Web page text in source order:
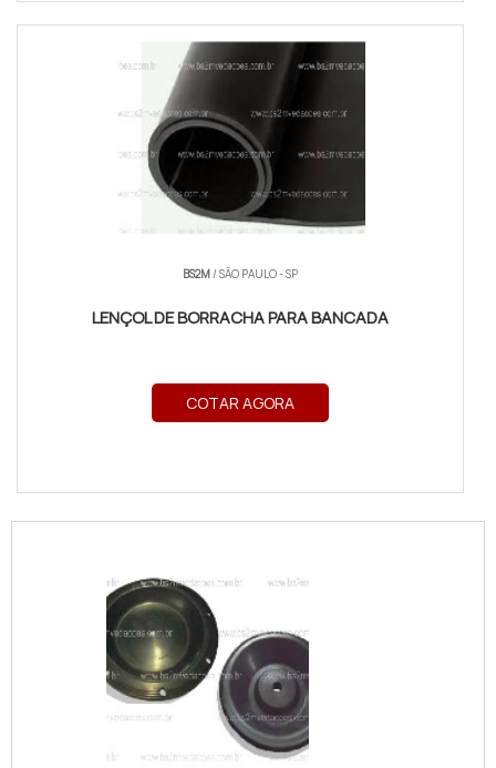
BS2M / SÃO PAULO - SP
LENÇOL DE BORRACHA PARA BANCADA
COTAR AGORA